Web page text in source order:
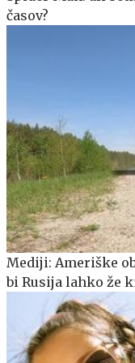
časov?
Mediji: Ameriške
bi Rusija lahko že